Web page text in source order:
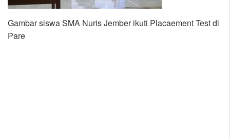
Gambar siswa SMA Nuris Jember ikuti Placaement Test di
Pare